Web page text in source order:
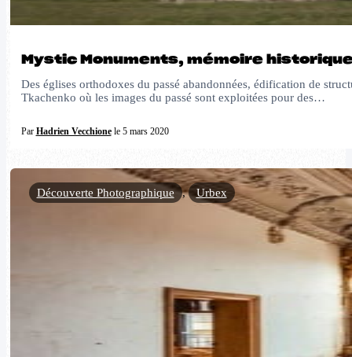
Mystic Monuments, mémoire
Des églises orthodoxes du passé abandonnées, édification de
Tkachenko où les images du passé sont exploitées pour des…
Par Hadrien Vecchionele 5 mars 2020
Découverte Photographique , Urbex